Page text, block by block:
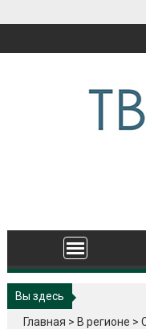
Вы здесь
Главная > В регионе >